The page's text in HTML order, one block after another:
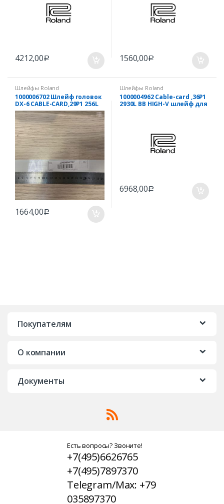
4212,00Р 1560,00Р
Шлейфы Roland
1000006702 Шлейф головок
DX-6 CABLE-CARD,29P1 256L
BB HIGH-V
1664,00Р
Шлейфы Roland
1000004962 Cable-card ,36P1
2930L BB HIGH-V шлейф для
6968,00Р
Покупателям
О компании
Документы
Есть вопросы? Звоните!
+7(495)6626765
+7(495)7897370
Telegram/Max: +79
035897370